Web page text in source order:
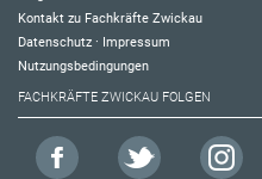
Kontakt zu Fachkräfte Zwickau
Datenschutz · Impressum
Nutzungsbedingungen
FACHKRÄFTE ZWICKAU FOLGEN